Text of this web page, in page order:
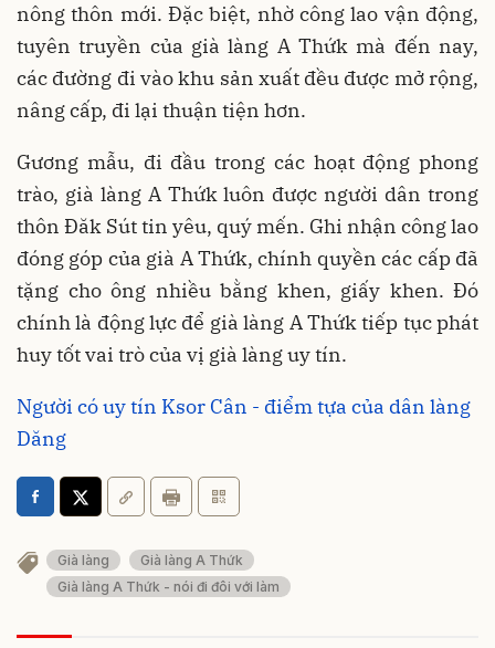
nông thôn mới. Đặc biệt, nhờ công lao vận động,
tuyên truyền của già làng A Thứk mà đến nay,
các đường đi vào khu sản xuất đều được mở rộng,
nâng cấp, đi lại thuận tiện hơn.
Gương mẫu, đi đầu trong các hoạt động phong
trào, già làng A Thứk luôn được người dân trong
thôn Đăk Sút tin yêu, quý mến. Ghi nhận công lao
đóng góp của già A Thứk, chính quyền các cấp đã
tặng cho ông nhiều bằng khen, giấy khen. Đó
chính là động lực để già làng A Thứk tiếp tục phát
huy tốt vai trò của vị già làng uy tín.
Người có uy tín Ksor Cân - điểm tựa của dân làng
Dăng
Già làng
Già làng A Thứk
Già làng A Thứk - nói đi đôi với làm